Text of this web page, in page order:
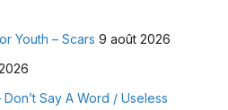
Youth – Scars 9 août 2026
Say A Word / Useless